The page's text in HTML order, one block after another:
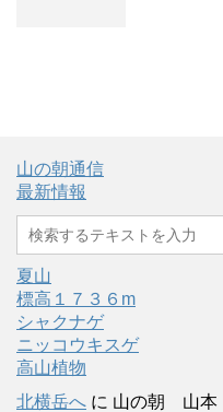
山の朝通信
最新情報
夏山
標高１７３６m
シャクナゲ
ニッコウキスゲ
高山植物
北横岳へ に 山の朝 山本